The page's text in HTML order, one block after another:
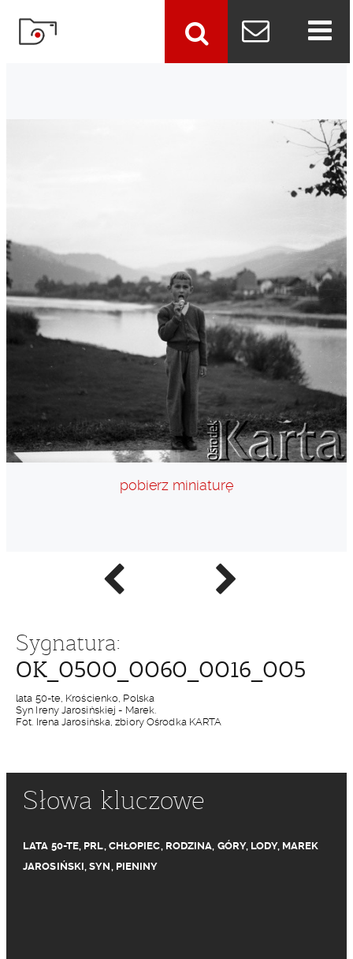
Poprzednie
zdjęcie
Następne
zdjęcie
pobierz miniaturę
Sygnatura:
OK_0500_0060_0016_005
lata 50-te, Krościenko, Polska
Syn Ireny Jarosińskiej - Marek.
Fot. Irena Jarosińska, zbiory Ośrodka KARTA
Słowa kluczowe
LATA 50-TE, PRL, CHŁOPIEC, RODZINA, GÓRY, LODY, MAREK
JAROSIŃSKI,SYN, PIENINY